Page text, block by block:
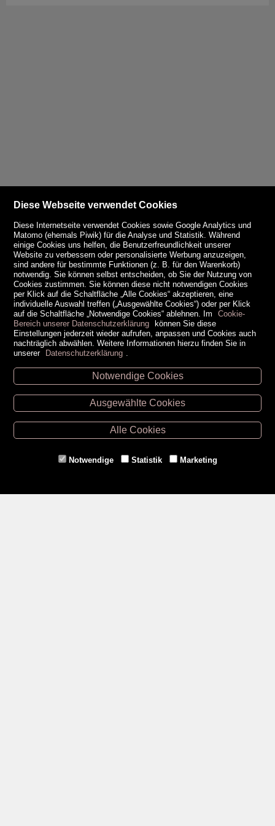
Unsere Öffnungszeiten
Retz -02942/20433
Hollabrunn -02952/30057
Eggenburg -02984/3836
Gmünd -
Diese Webseite verwendet Cookies
Diese Internetseite verwendet Cookies sowie Google Analytics und
Matomo (ehemals Piwik) für die Analyse und Statistik. Während
einige Cookies uns helfen, die Benutzerfreundlichkeit unserer
Website zu verbessern oder personalisierte Werbung anzuzeigen,
sind andere für bestimmte Funktionen (z. B. für den Warenkorb)
notwendig. Sie können selbst entscheiden, ob Sie der Nutzung von
Cookies zustimmen. Sie können diese nicht notwendigen Cookies
per Klick auf die Schaltfläche „Alle Cookies“ akzeptieren, eine
individuelle Auswahl treffen („Ausgewählte Cookies“) oder per Klick
auf die Schaltfläche „Notwendige Cookies“ ablehnen. Im
Cookie-
Bereich unserer Datenschutzerklärung können Sie diese
Einstellungen jederzeit wieder aufrufen, anpassen und Cookies auch
nachträglich abwählen. Weitere Informationen hierzu finden Sie in
unserer Datenschutzerklärung
Notwendige Cookies
Ausgewählte Cookies
Alle Cookies
Notwendige Statistik Marketing